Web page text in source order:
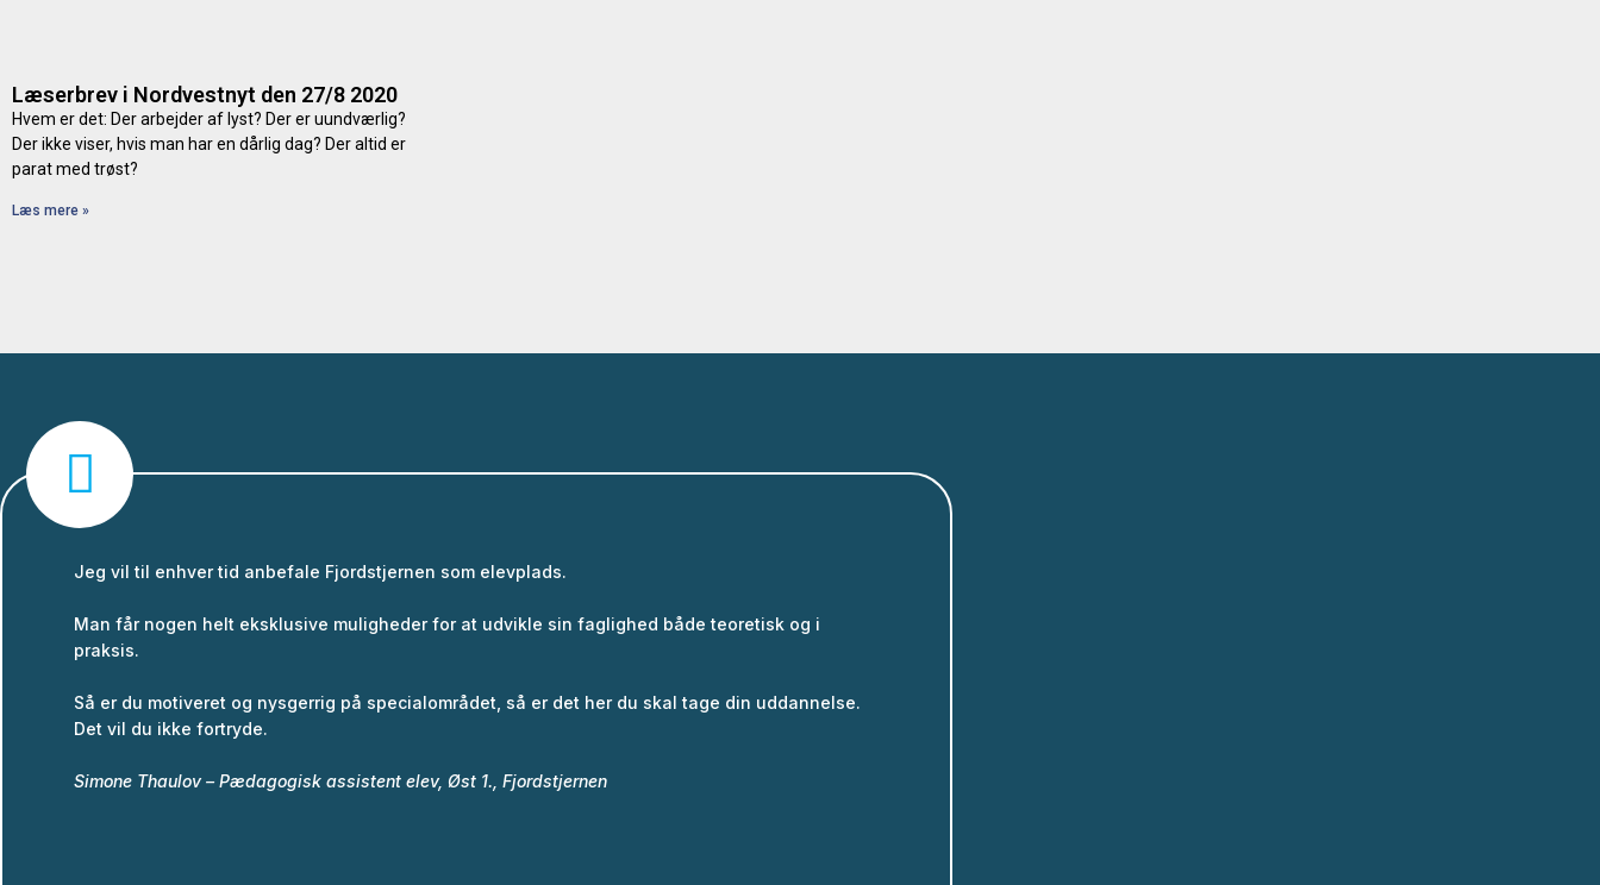
Læserbrev i Nordvestnyt den 27/8 2020
Hvem er det: Der arbejder af lyst? Der er uundværlig?
Der ikke viser, hvis man har en dårlig dag? Der altid er
parat med trøst?
Læs mere »
Jeg vil til enhver tid anbefale Fjordstjernen som elevplads.
Man får nogen helt eksklusive muligheder for at udvikle sin faglighed både teoretisk og i
praksis.
Så er du motiveret og nysgerrig på specialområdet, så er det her du skal tage din uddannelse.
Det vil du ikke fortryde.
Simone Thaulov – Pædagogisk assistent elev, Øst 1., Fjordstjernen